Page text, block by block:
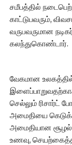
சமீபத்தில்
காட்டுபவரும்,
வருபவருமான
கலந்துகொண்டார்.
வேகமான
செல்லும் ரிசார்ட்
அமைதியை
அமைதியான சூழல்,
உணவு,